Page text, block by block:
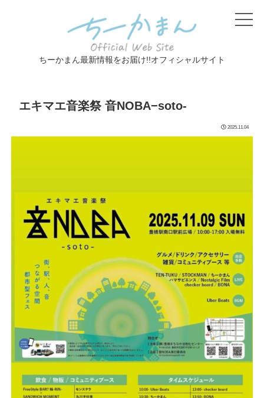
ちーかまん最新情報をお届け!!オフィシャルサイト
エキマエ音楽祭 音NOBA−soto-
2025.11.04